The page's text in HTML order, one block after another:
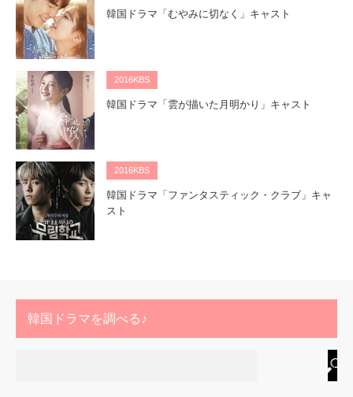
韓国ドラマ「むやみに切なく」キャスト
2016KBS
韓国ドラマ「雲が描いた月明かり」キャスト
2016KBS
韓国ドラマ「ファンタスティック・クラブ」キャ
スト
韓国ドラマを調べる♪